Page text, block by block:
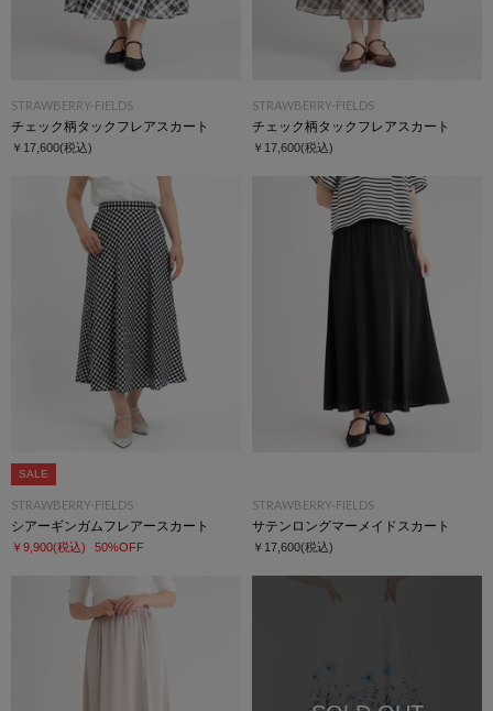
STRAWBERRY-FIELDS
チェック柄タックフレアスカート
￥17,600(税込)
STRAWBERRY-FIELDS
チェック柄タックフレアスカート
￥17,600(税込)
SALE
STRAWBERRY-FIELDS
シアーギンガムフレアースカート
￥9,900(税込) 50%OFF
STRAWBERRY-FIELDS
サテンロングマーメイドスカート
￥17,600(税込)